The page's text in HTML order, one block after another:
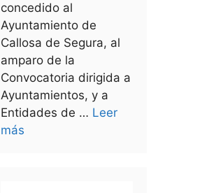
concedido al
Ayuntamiento de
Callosa de Segura, al
amparo de la
Convocatoria dirigida a
Ayuntamientos, y a
Entidades de … Leer
más